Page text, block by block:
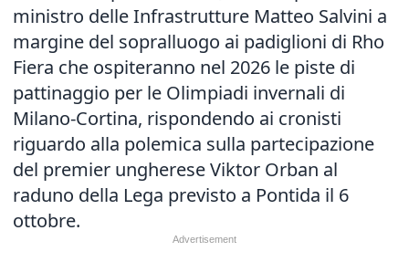
ministro delle Infrastrutture Matteo Salvini a
margine del sopralluogo ai padiglioni di Rho
Fiera che ospiteranno nel 2026 le piste di
pattinaggio per le Olimpiadi invernali di
Milano-Cortina, rispondendo ai cronisti
riguardo alla polemica sulla partecipazione
del premier ungherese Viktor Orban al
raduno della Lega previsto a Pontida il 6
ottobre.